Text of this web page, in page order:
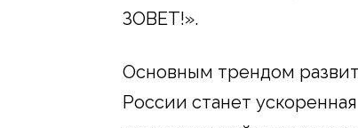
ЗОВЕТ!».
Основным трендом
России станет